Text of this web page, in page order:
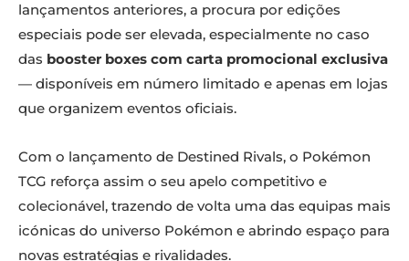
Pokémon TCG Scarlet & Violet – Destined Rivals - Produtos Variados
Pokémon TCG Scarlet & Violet – Destined Rivals - Produtos Variados
lançamentos anteriores, a procura por edições
especiais pode ser elevada, especialmente no caso
das booster boxes com carta promocional exclusiva
— disponíveis em número limitado e apenas em lojas
que organizem eventos oficiais.
Com o lançamento de Destined Rivals, o Pokémon
TCG reforça assim o seu apelo competitivo e
colecionável, trazendo de volta uma das equipas mais
icónicas do universo Pokémon e abrindo espaço para
novas estratégias e rivalidades.